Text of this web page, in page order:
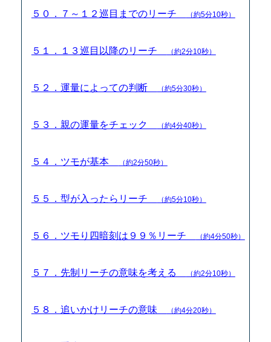
５０．７～１２巡目までのリーチ （約5分10秒）
５１．１３巡目以降のリーチ （約2分10秒）
５２．運量によっての判断 （約5分30秒）
５３．親の運量をチェック （約4分40秒）
５４．ツモが基本 （約2分50秒）
５５．型が入ったらリーチ （約5分10秒）
５６．ツモり四暗刻は９９％リーチ （約4分50秒）
５７．先制リーチの意味を考える （約2分10秒）
５８．追いかけリーチの意味 （約4分20秒）